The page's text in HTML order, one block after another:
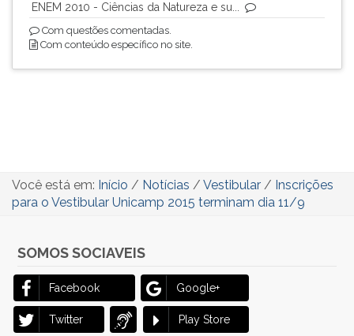
ENEM 2010 - Ciências da Natureza e su...
Com questões comentadas.
Com conteúdo específico no site.
Você está em: Início / Notícias / Vestibular / Inscrições
para o Vestibular Unicamp 2015 terminam dia 11/9
SOMOS SOCIAVEIS
Facebook Google+
Twitter Play Store